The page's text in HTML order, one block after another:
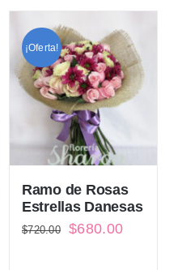
¡Oferta!
Ramo de Rosas
Estrellas Danesas
$720.00
El
$680.00El